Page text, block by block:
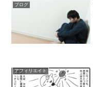
ブログ
アフィリエイト